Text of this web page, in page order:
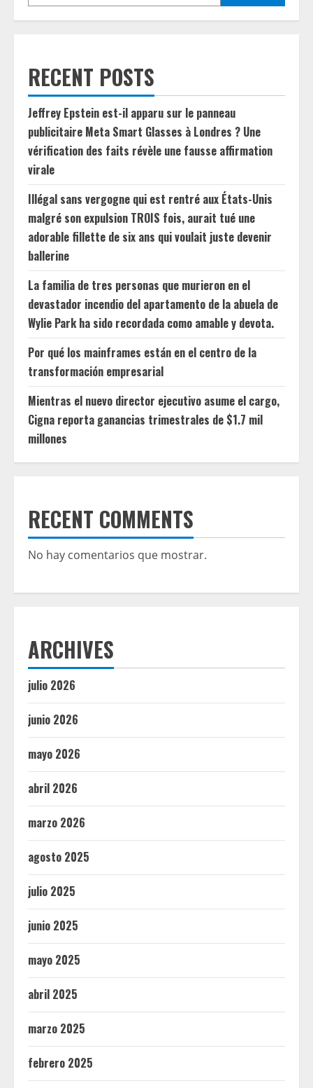
Sur.
RECENT POSTS
Jeffrey Epstein est-il apparu sur le panneau
publicitaire Meta Smart Glasses à Londres ? Une
vérification des faits révèle une fausse affirmation
virale
Illégal sans vergogne qui est rentré aux États-Unis
malgré son expulsion TROIS fois, aurait tué une
adorable fillette de six ans qui voulait juste devenir
ballerine
La familia de tres personas que murieron en el
devastador incendio del apartamento de la abuela de
Wylie Park ha sido recordada como amable y devota.
Por qué los mainframes están en el centro de la
transformación empresarial
Mientras el nuevo director ejecutivo asume el cargo,
Cigna reporta ganancias trimestrales de $1.7 mil
millones
RECENT COMMENTS
No hay comentarios que mostrar.
ARCHIVES
julio 2026
junio 2026
mayo 2026
abril 2026
marzo 2026
agosto 2025
julio 2025
junio 2025
mayo 2025
abril 2025
marzo 2025
febrero 2025